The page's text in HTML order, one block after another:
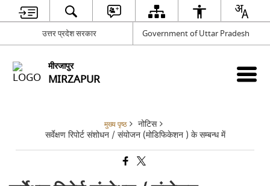
उत्तर प्रदेश सरकार Government of Uttar Pradesh
मीरजापुर
MIRZAPUR
मुख्य पृष्ठ
नोटिस
सर्वेक्षण रिपोर्ट संशोधन / संयोजन (मोडिफिकेशन ) के सम्बन्ध में